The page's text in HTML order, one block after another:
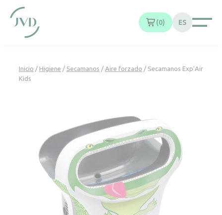
0 ES
Inicio / Higiene / Secamanos / Aire forzado / Secamanos Exp’Air
Kids
Panel de gestión de cookies